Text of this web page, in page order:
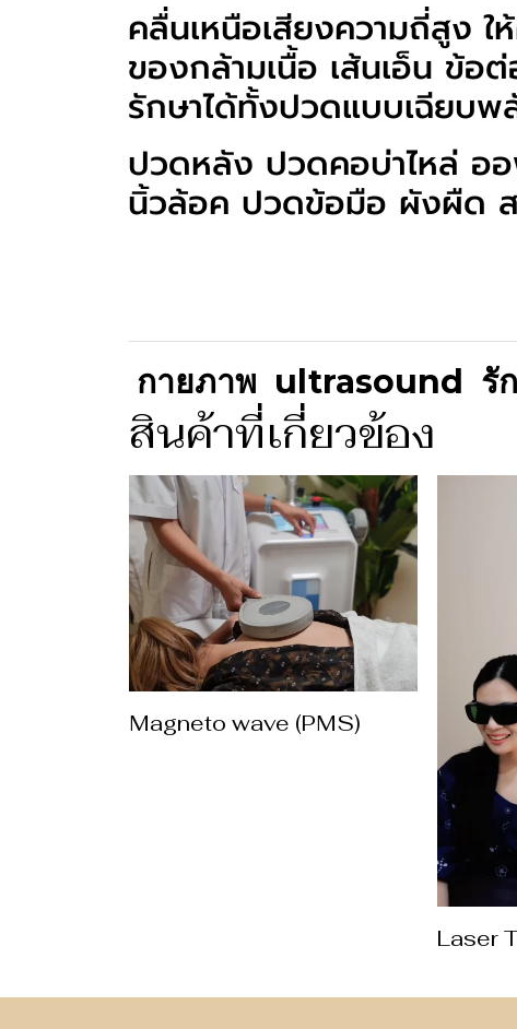
คลื่นเหนือเสียงความถี่สูง
ของกล้ามเนื้อ เส้นเอ็น ข้อ
รักษาได้ทั้งปวดแบบเฉียบพ
ปวดหลัง ปวดคอบ่าไหล่ อ
นิ้วล้อค ปวดข้อมือ ผังผืด ส
กายภาพ ultrasound รั
สินค้าที่เกี่ยวข้อง
Magneto wave (PMS)
Laser